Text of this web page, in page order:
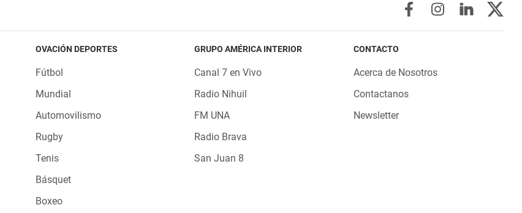
OVACIÓN DEPORTES
Fútbol
Mundial
Automovilismo
Rugby
Tenis
Básquet
Boxeo
GRUPO AMÉRICA INTERIOR
Canal 7 en Vivo
Radio Nihuil
FM UNA
Radio Brava
San Juan 8
CONTACTO
Acerca de Nosotros
Contactanos
Newsletter